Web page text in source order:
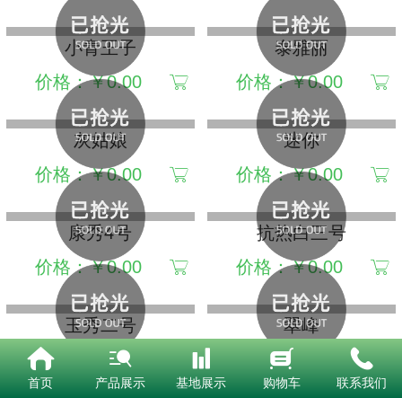
小青王子
价格：￥0.00
泰雅丽
价格：￥0.00
灰姑娘
价格：￥0.00
迷你
价格：￥0.00
康秀4号
价格：￥0.00
抗热白三号
价格：￥0.00
玉秀二号
价格：￥0.00
翠峰
价格：￥0.00
首页 产品展示 基地展示 购物车 联系我们